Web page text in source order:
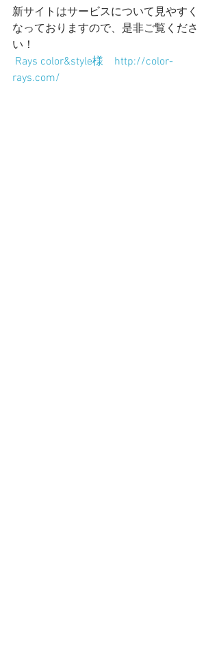
新サイトはサービスについて見やすく
なっておりますので、是非ご覧くださ
い！
rays.com/